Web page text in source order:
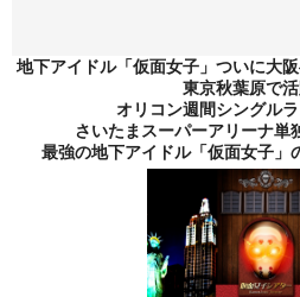
地下アイドル「仮面女子」ついに大
東京秋葉原で
オリコン週間シングル
さいたまスーパーアリーナ単
最強の地下アイドル「仮面女子」